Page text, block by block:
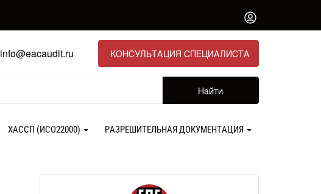
info@eacaudit.ru КОНСУЛЬТАЦИЯ СПЕЦИАЛИСТА
Найти
ХАССП (ИСО22000) РАЗРЕШИТЕЛЬНАЯ ДОКУМЕНТАЦИЯ